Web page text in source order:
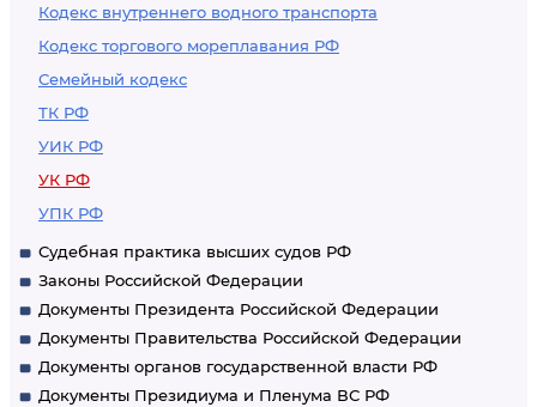
Кодекс внутреннего водного транспорта
Кодекс торгового мореплавания РФ
Семейный кодекс
ТК РФ
УИК РФ
УК РФ
УПК РФ
Судебная практика высших судов РФ
Законы Российской Федерации
Документы Президента Российской Федерации
Документы Правительства Российской Федерации
Документы органов государственной власти РФ
Документы Президиума и Пленума ВС РФ